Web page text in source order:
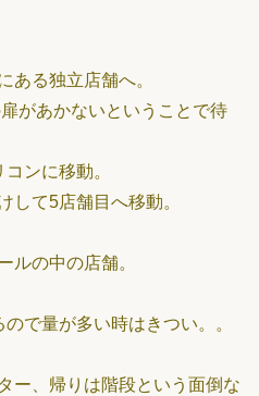
ある独立店舗へ。
があかないということで待
ンに移動。
して5店舗目へ移動。
ルの中の店舗。
で量が多い時はきつい。。
ー、帰りは階段という面倒な